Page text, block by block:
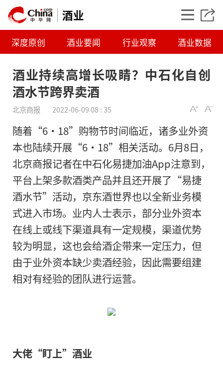
酒业
深度原创 酒业要闻 行业观察 酒业数据
酒业持续高增长吸
创酒水节跨界卖酒
随着“6·18”购物节时间
本也陆续开展“6·18”相
酒业持续高增长吸睛？中石化自创
酒水节跨界卖酒
北京商报 2022-06-09 08 : 35
随着“6·18”购物节时间临近，诸多业外资
本也陆续开展“6·18”相关活动。6月8日，
北京商报记者在中石化易捷加油App注意到，
平台上架多款酒类产品并且还开展了“易捷
酒水节”活动，京东酒世界也以全新业务模
式进入市场。业内人士表示，部分业外资本
在线上或线下渠道具有一定规模，渠道优势
较为明显，这也会给酒企带来一定压力，但
由于业外资本缺少卖酒经验，因此需要组建
相对有经验的团队进行运营。
大佬“盯上”酒业